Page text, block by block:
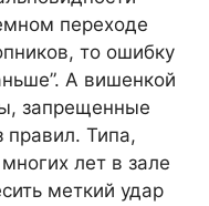
переходе
то ошибку
А вишенкой
запрещенные
Типа,
лет в зале
меткий удар